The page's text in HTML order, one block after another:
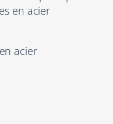
en acier
acier